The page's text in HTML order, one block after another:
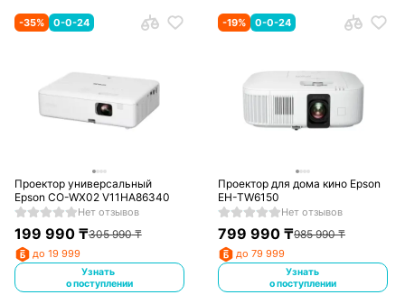
-35% 0-0-24
Проектор универсальный
Epson CO-WX02 V11HA86340
Нет отзывов
199 990₸305 990₸
до 19 999
Узнать
о поступлении
-19% 0-0-24
Проектор для дома кино Epson
EH-TW6150
Нет отзывов
799 990 ₸985 990₸
до 79 999
Узнать
о поступлении